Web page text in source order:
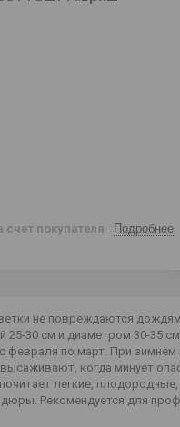
счет покупателя Подробнее
не повреждаются
25-30 см и диаметром 30-35
по март. При зимнем
когда минует
легкие,
Рекомендуется для